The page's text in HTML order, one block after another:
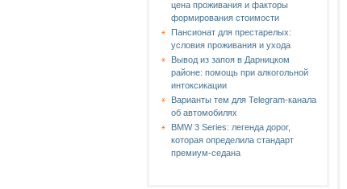
цена проживания и факторы
формирования стоимости
Пансионат для престарелых:
условия проживания и ухода
Вывод из запоя в Дарницком
районе: помощь при алкогольной
интоксикации
Варианты тем для Telegram-канала
об автомобилях
BMW 3 Series: легенда дорог,
которая определила стандарт
премиум-седана